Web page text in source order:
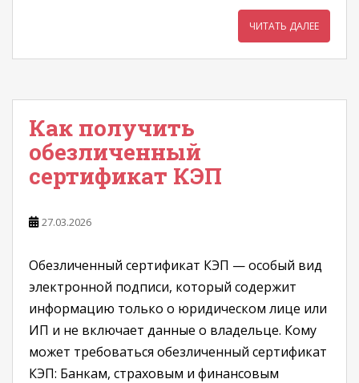
ЧИТАТЬ ДАЛЕЕ
Как получить
обезличенный
сертификат КЭП
27.03.2026
Обезличенный сертификат КЭП — особый вид
электронной подписи, который содержит
информацию только о юридическом лице или
ИП и не включает данные о владельце. Кому
может требоваться обезличенный сертификат
КЭП: Банкам, страховым и финансовым